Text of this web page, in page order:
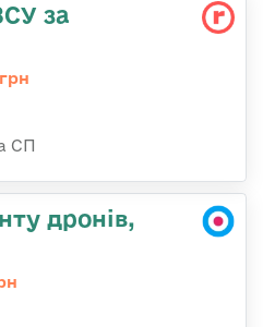
за
СП
дронів,